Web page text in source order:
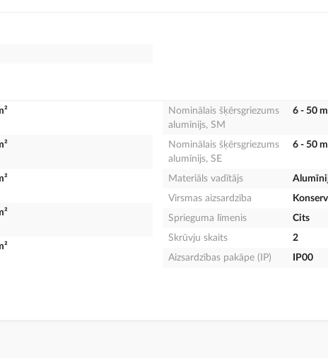
Nominālais šķērsgriezums
alumīnijs, SM
6 - 50
Nominālais šķērsgriezums
alumīnijs, SE
6 - 50
Materiāls vadītājs
Virsmas aizsardzība
Sprieguma līmenis
Cits
Skrūvju skaits
2
Aizsardzības pakāpe (IP)
IP00